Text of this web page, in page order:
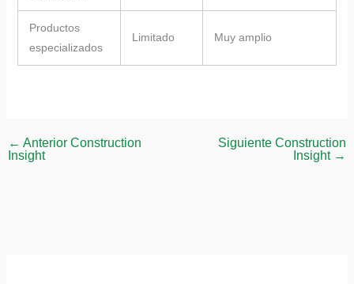
Productos
especializados
Limitado Muy amplio
← Anterior Construction
Insight
Siguiente Construction
Insight →